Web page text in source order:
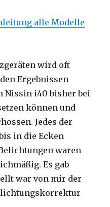
alle Modelle
wird oft
Ergebnissen
Nissin i40 bisher bei
können und
Jedes der
in die Ecken
waren
Es gab
war von mir der